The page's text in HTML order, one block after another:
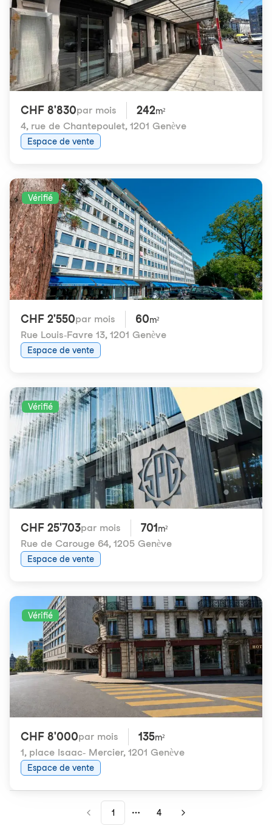
CHF 8'830par mois 242m²
4, rue de Chantepoulet, 1201 Genève
Espace de vente
Vérifié
CHF 2'550par mois 60m²
Rue Louis-Favre 13, 1201 Genève
Espace de vente
Vérifié
CHF 25'703par mois 701 m²
Rue de Carouge 64, 1205 Genève
Espace de vente
Vérifié
CHF 8'000par mois 135m²
1, place Isaac- Mercier, 1201 Genève
Espace de vente
1
More pages
4